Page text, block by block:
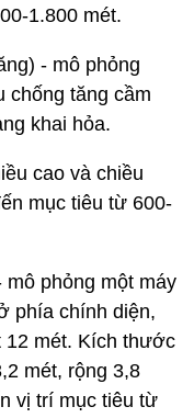
1.800 mét.
- mô phỏng
chống tăng cầm
khai hỏa.
cao và chiều
mục tiêu từ 600-
phỏng một máy
phía chính diện,
12 mét. Kích thước
mét, rộng 3,8
vị trí mục tiêu từ